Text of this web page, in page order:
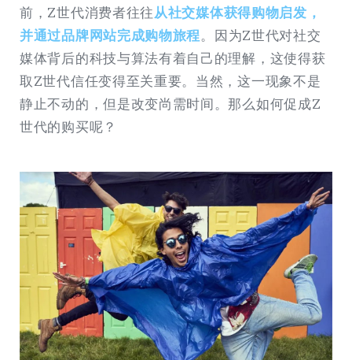
前，Z世代消费者往往从社交媒体获得购物启发，
并通过品牌网站完成购物旅程。因为Z世代对社交
媒体背后的科技与算法有着自己的理解，这使得获
取Z世代信任变得至关重要。当然，这一现象不是
静止不动的，但是改变尚需时间。那么如何促成Z
世代的购买呢？